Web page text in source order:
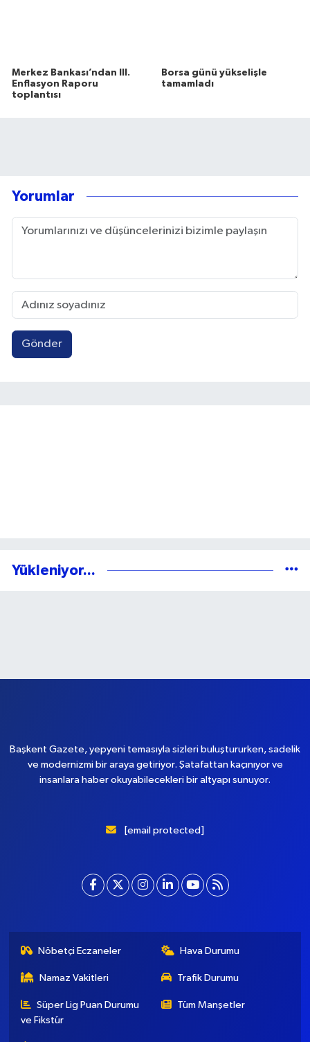
Merkez Bankası’ndan III.
Enflasyon Raporu
toplantısı
Borsa günü yükselişle
tamamladı
Yorumlar
Başkent Gazete, yepyeni temasıyla sizleri buluştururken, sadelik
ve modernizmi bir araya getiriyor. Şatafattan kaçınıyor ve
insanlara haber okuyabilecekleri bir altyapı sunuyor.
baskentgazete@gmail.com
Nöbetçi Eczaneler Hava Durumu
Namaz Vakitleri Trafik Durumu
Süper Lig Puan Durumu
ve Fikstür
Tüm Manşetler